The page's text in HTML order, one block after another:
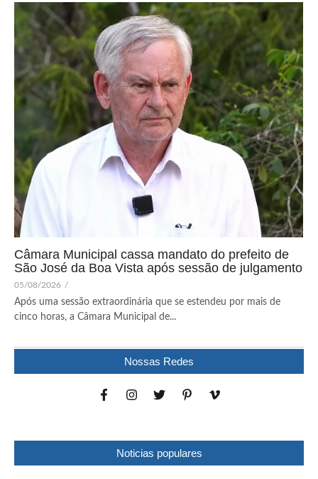
Câmara Municipal cassa mandato do prefeito de
São José da Boa Vista após sessão de julgamento
05/08/2026 /
Após uma sessão extraordinária que se estendeu por mais de
cinco horas, a Câmara Municipal de...
Nossas Redes
Noticias populares